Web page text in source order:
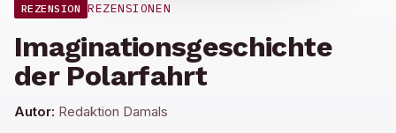
REZENSION REZENSIONEN
Imaginationsgeschichte
der Polarfahrt
Autor: Redaktion Damals